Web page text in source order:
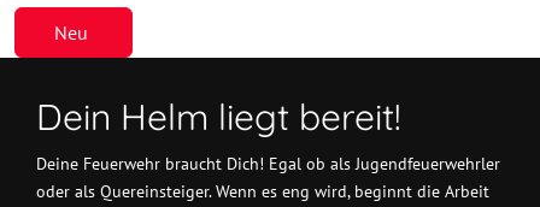
Neu
Dein Helm liegt bereit!
Deine Feuerwehr braucht Dich! Egal ob als Jugendfeuerwehrler
oder als Quereinsteiger. Wenn es eng wird, beginnt die Arbeit